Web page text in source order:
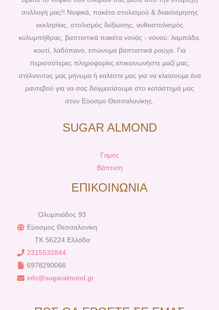
o
o
k
r
e
s
t
g
r
a
m
b
συλλογή μας!! Νυφικά, πακέτα στολισμού & διακόσμησης
εκκλησίας, στολισμός δεξίωσης, ανθοστολισμός
κολυμπήθρας, βαπτιστικά πακέτα νονάς - νονού: λαμπάδα,
κουτί, λαδόπανο, επώνυμα βαπτιστικά ρούχα. Για
περισσότερες πληροφορίες επικοινωνήστε μαζί μας,
στέλνοντας μας μήνυμα ή καλέστε μας για να κλείσουμε ένα
ραντεβού για να σας δειγματίσουμε στο κατάστημά μας
στον Εύοσμο Θεσσαλονίκης.
SUGAR ALMOND
Γαμος
Βάπτιση
ΕΠΙΚΟΙΝΩΝΙΑ
Ολυμπιάδος 93
Εύοσμος Θεσσαλονίκη
TK 56224 Ελλάδα
2315532844
6978290066
info@sugaralmond.gr